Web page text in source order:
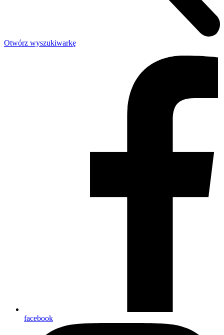
Otwórz wyszukiwarkę
facebook